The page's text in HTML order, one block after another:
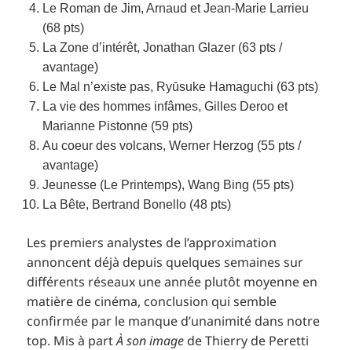
Le Roman de Jim, Arnaud et Jean-Marie Larrieu
(68 pts)
La Zone d’intérêt, Jonathan Glazer (63 pts /
avantage)
Le Mal n’existe pas, Ryūsuke Hamaguchi (63 pts)
La vie des hommes infâmes, Gilles Deroo et
Marianne Pistonne (59 pts)
Au coeur des volcans, Werner Herzog (55 pts /
avantage)
Jeunesse (Le Printemps), Wang Bing (55 pts)
La Bête, Bertrand Bonello (48 pts)
Les premiers analystes de l’approximation
annoncent déjà depuis quelques semaines sur
différents réseaux une année plutôt moyenne en
matière de cinéma, conclusion qui semble
confirmée par le manque d’unanimité dans notre
top. Mis à partÀ son image de Thierry de Peretti